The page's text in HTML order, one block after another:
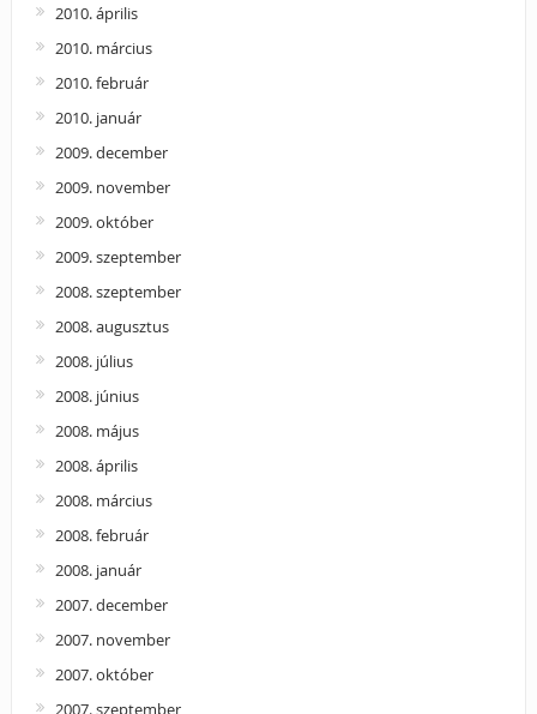
2010. április
2010. március
2010. február
2010. január
2009. december
2009. november
2009. október
2009. szeptember
2008. szeptember
2008. augusztus
2008. július
2008. június
2008. május
2008. április
2008. március
2008. február
2008. január
2007. december
2007. november
2007. október
2007. szeptember